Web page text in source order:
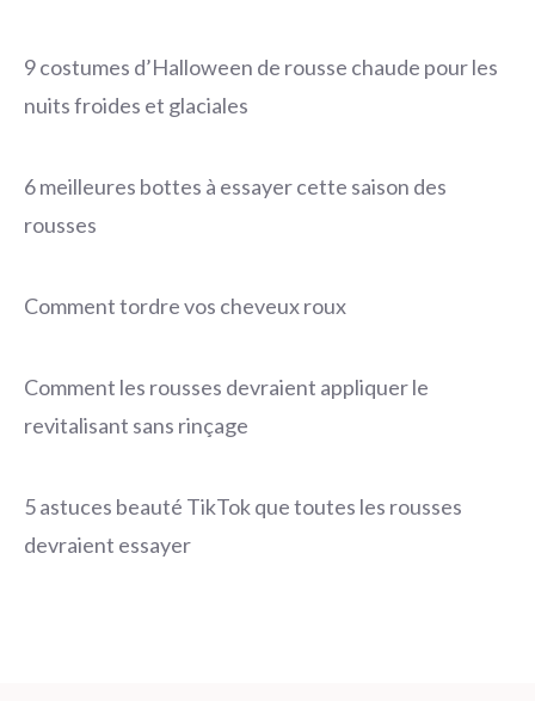
9 costumes d’Halloween de rousse chaude pour les
nuits froides et glaciales
6 meilleures bottes à essayer cette saison des
rousses
Comment tordre vos cheveux roux
Comment les rousses devraient appliquer le
revitalisant sans rinçage
5 astuces beauté TikTok que toutes les rousses
devraient essayer